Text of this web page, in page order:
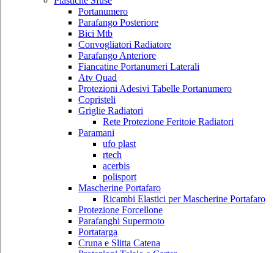
Portanumero
Parafango Posteriore
Bici Mtb
Convogliatori Radiatore
Parafango Anteriore
Fiancatine Portanumeri Laterali
Atv Quad
Protezioni Adesivi Tabelle Portanumero
Copristeli
Griglie Radiatori
Rete Protezione Feritoie Radiatori
Paramani
ufo plast
rtech
acerbis
polisport
Mascherine Portafaro
Ricambi Elastici per Mascherine Portafaro
Protezione Forcellone
Parafanghi Supermoto
Portatarga
Cruna e Slitta Catena